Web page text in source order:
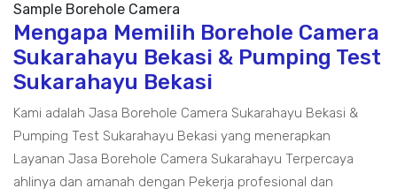
Sample Borehole Camera
Mengapa Memilih Borehole Camera
Sukarahayu Bekasi & Pumping Test
Sukarahayu Bekasi
Kami adalah Jasa Borehole Camera Sukarahayu Bekasi &
Pumping Test Sukarahayu Bekasi yang menerapkan
Layanan Jasa Borehole Camera Sukarahayu Terpercaya
ahlinya dan amanah dengan Pekerja profesional dan